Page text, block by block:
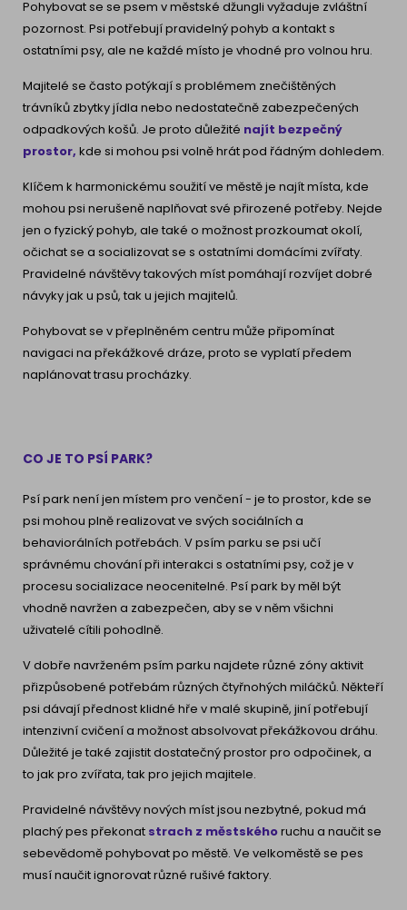
Pohybovat se se psem v městské džungli vyžaduje zvláštní
pozornost. Psi potřebují pravidelný pohyb a kontakt s
ostatními psy, ale ne každé místo je vhodné pro volnou hru.
Majitelé se často potýkají s problémem znečištěných
trávníků zbytky jídla nebo nedostatečně zabezpečených
odpadkových košů. Je proto důležité najít bezpečný
prostor, kde si mohou psi volně hrát pod řádným dohledem.
Klíčem k harmonickému soužití ve městě je najít místa, kde
mohou psi nerušeně naplňovat své přirozené potřeby. Nejde
jen o fyzický pohyb, ale také o možnost prozkoumat okolí,
očichat se a socializovat se s ostatními domácími zvířaty.
Pravidelné návštěvy takových míst pomáhají rozvíjet dobré
návyky jak u psů, tak u jejich majitelů.
Pohybovat se v přeplněném centru může připomínat
navigaci na překážkové dráze, proto se vyplatí předem
naplánovat trasu procházky.
CO JE TO PSÍ PARK?
Psí park není jen místem pro venčení - je to prostor, kde se
psi mohou plně realizovat ve svých sociálních a
behaviorálních potřebách. V psím parku se psi učí
správnému chování při interakci s ostatními psy, což je v
procesu socializace neocenitelné. Psí park by měl být
vhodně navržen a zabezpečen, aby se v něm všichni
uživatelé cítili pohodlně.
V dobře navrženém psím parku najdete různé zóny aktivit
přizpůsobené potřebám různých čtyřnohých miláčků. Někteří
psi dávají přednost klidné hře v malé skupině, jiní potřebují
intenzivní cvičení a možnost absolvovat překážkovou dráhu.
Důležité je také zajistit dostatečný prostor pro odpočinek, a
to jak pro zvířata, tak pro jejich majitele.
Pravidelné návštěvy nových míst jsou nezbytné, pokud má
plachý pes překonat strach z městskéhoruchu a naučit se
sebevědomě pohybovat po městě. Ve velkoměstě se pes
musí naučit ignorovat různé rušivé faktory.